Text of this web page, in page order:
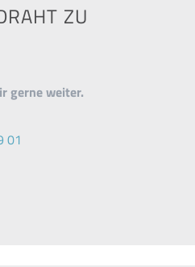
ZU
gerne weiter.
01